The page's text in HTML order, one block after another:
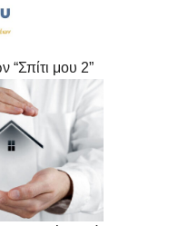
μου 2”